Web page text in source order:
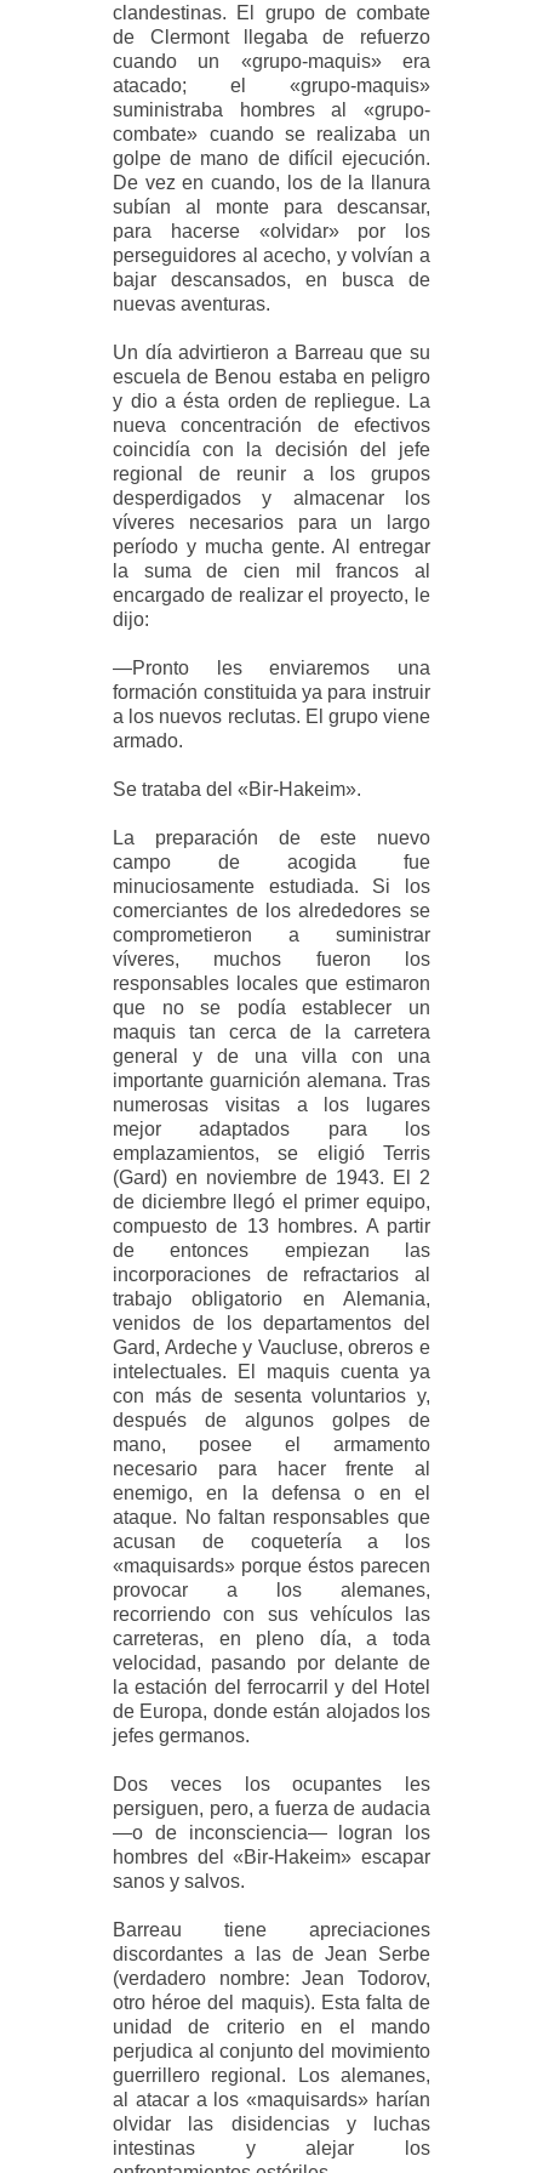
clandestinas. El grupo de combate
de Clermont llegaba de refuerzo
cuando un «grupo-maquis» era
atacado; el «grupo-maquis»
suministraba hombres al «grupo-
combate» cuando se realizaba un
golpe de mano de difícil ejecución.
De vez en cuando, los de la llanura
subían al monte para descansar,
para hacerse «olvidar» por los
perseguidores al acecho, y volvían a
bajar descansados, en busca de
nuevas aventuras.
Un día advirtieron a Barreau que su
escuela de Benou estaba en peligro
y dio a ésta orden de repliegue. La
nueva concentración de efectivos
coincidía con la decisión del jefe
regional de reunir a los grupos
desperdigados y almacenar los
víveres necesarios para un largo
período y mucha gente. Al entregar
la suma de cien mil francos al
encargado de realizar el proyecto, le
dijo:
—Pronto les enviaremos una
formación constituida ya para instruir
a los nuevos reclutas. El grupo viene
armado.
Se trataba del «Bir-Hakeim».
La preparación de este nuevo
campo de acogida fue
minuciosamente estudiada. Si los
comerciantes de los alrededores se
comprometieron a suministrar
víveres, muchos fueron los
responsables locales que estimaron
que no se podía establecer un
maquis tan cerca de la carretera
general y de una villa con una
importante guarnición alemana. Tras
numerosas visitas a los lugares
mejor adaptados para los
emplazamientos, se eligió Terris
(Gard) en noviembre de 1943. El 2
de diciembre llegó el primer equipo,
compuesto de 13 hombres. A partir
de entonces empiezan las
incorporaciones de refractarios al
trabajo obligatorio en Alemania,
venidos de los departamentos del
Gard, Ardeche y Vaucluse, obreros e
intelectuales. El maquis cuenta ya
con más de sesenta voluntarios y,
después de algunos golpes de
mano, posee el armamento
necesario para hacer frente al
enemigo, en la defensa o en el
ataque. No faltan responsables que
acusan de coquetería a los
«maquisards» porque éstos parecen
provocar a los alemanes,
recorriendo con sus vehículos las
carreteras, en pleno día, a toda
velocidad, pasando por delante de
la estación del ferrocarril y del Hotel
de Europa, donde están alojados los
jefes germanos.
Dos veces los ocupantes les
persiguen, pero, a fuerza de audacia
—o de inconsciencia— logran los
hombres del «Bir-Hakeim» escapar
sanos y salvos.
Barreau tiene apreciaciones
discordantes a las de Jean Serbe
(verdadero nombre: Jean Todorov,
otro héroe del maquis). Esta falta de
unidad de criterio en el mando
perjudica al conjunto del movimiento
guerrillero regional. Los alemanes,
al atacar a los «maquisards» harían
olvidar las disidencias y luchas
intestinas y alejar los